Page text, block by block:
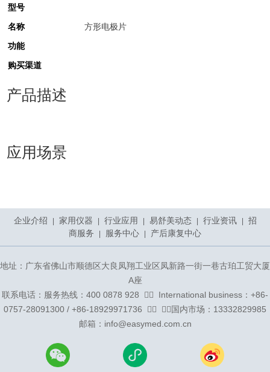
型号
名称
方形电极片
功能
购买渠道
产品描述
应用场景
企业介绍 家用仪器 行业应用 易舒美动态 行业资讯
招
商服务
服务中心 产后康复中心
地址：广东省佛山市顺德区大良凤翔工业区凤新路一街一巷古珀工贸大厦
A座
联系电话：服务热线：400 0878 928 ᅟᅠ ᅟInternational business：+86-
0757-28091300 / +86-18929971736 ᅟᅠ ᅟᅠ国内市场：13332829985
邮箱：info@easymed.com.cn